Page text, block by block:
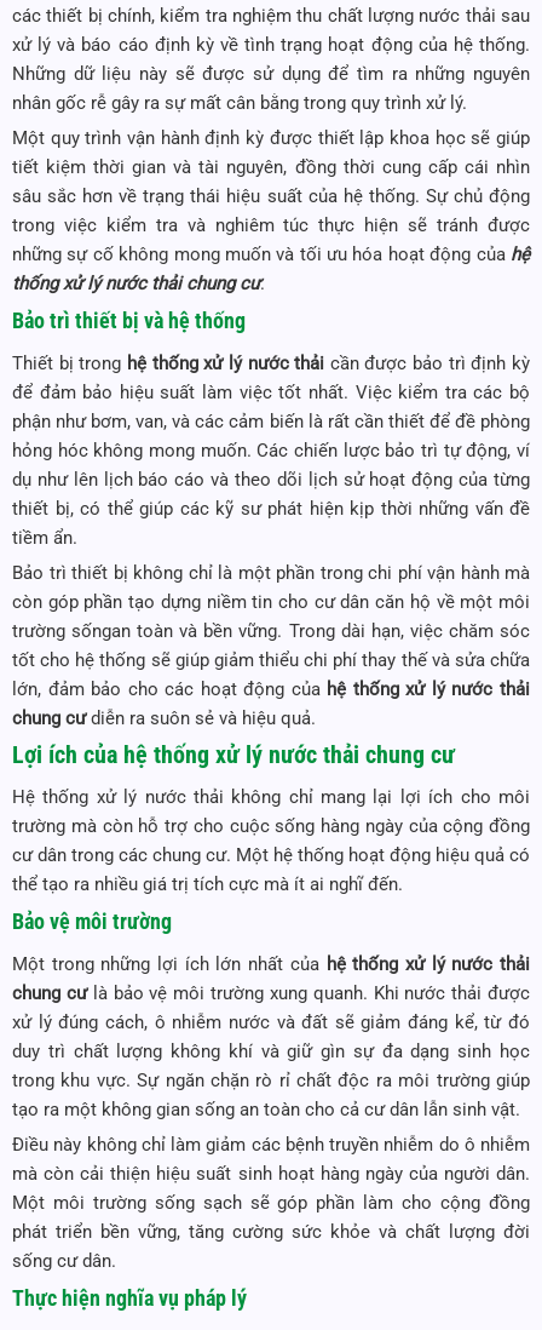
các thiết bị chính, kiểm tra nghiệm thu chất lượng nước thải sau
xử lý và báo cáo định kỳ về tình trạng hoạt động của hệ thống.
Những dữ liệu này sẽ được sử dụng để tìm ra những nguyên
nhân gốc rễ gây ra sự mất cân bằng trong quy trình xử lý.
Một quy trình vận hành định kỳ được thiết lập khoa học sẽ giúp
tiết kiệm thời gian và tài nguyên, đồng thời cung cấp cái nhìn
sâu sắc hơn về trạng thái hiệu suất của hệ thống. Sự chủ động
trong việc kiểm tra và nghiêm túc thực hiện sẽ tránh được
những sự cố không mong muốn và tối ưu hóa hoạt động của hệ
thống xử lý nước thải chung cư.
Bảo trì thiết bị và hệ thống
Thiết bị trong hệ thống xử lý nước thải cần được bảo trì định kỳ
để đảm bảo hiệu suất làm việc tốt nhất. Việc kiểm tra các bộ
phận như bơm, van, và các cảm biến là rất cần thiết để đề phòng
hỏng hóc không mong muốn. Các chiến lược bảo trì tự động, ví
dụ như lên lịch báo cáo và theo dõi lịch sử hoạt động của từng
thiết bị, có thể giúp các kỹ sư phát hiện kịp thời những vấn đề
tiềm ẩn.
Bảo trì thiết bị không chỉ là một phần trong chi phí vận hành mà
còn góp phần tạo dựng niềm tin cho cư dân căn hộ về một môi
trường sốngan toàn và bền vững. Trong dài hạn, việc chăm sóc
tốt cho hệ thống sẽ giúp giảm thiểu chi phí thay thế và sửa chữa
lớn, đảm bảo cho các hoạt động của hệ thống xử lý nước thải
chung cưdiễn ra suôn sẻ và hiệu quả.
Lợi ích của hệ thống xử lý nước thải chung cư
Hệ thống xử lý nước thải không chỉ mang lại lợi ích cho môi
trường mà còn hỗ trợ cho cuộc sống hàng ngày của cộng đồng
cư dân trong các chung cư. Một hệ thống hoạt động hiệu quả có
thể tạo ra nhiều giá trị tích cực mà ít ai nghĩ đến.
Bảo vệ môi trường
Một trong những lợi ích lớn nhất của hệ thống xử lý nước thải
chung cưlà bảo vệ môi trường xung quanh. Khi nước thải được
xử lý đúng cách, ô nhiễm nước và đất sẽ giảm đáng kể, từ đó
duy trì chất lượng không khí và giữ gìn sự đa dạng sinh học
trong khu vực. Sự ngăn chặn rò rỉ chất độc ra môi trường giúp
tạo ra một không gian sống an toàn cho cả cư dân lẫn sinh vật.
Điều này không chỉ làm giảm các bệnh truyền nhiễm do ô nhiễm
mà còn cải thiện hiệu suất sinh hoạt hàng ngày của người dân.
Một môi trường sống sạch sẽ góp phần làm cho cộng đồng
phát triển bền vững, tăng cường sức khỏe và chất lượng đời
sống cư dân.
Thực hiện nghĩa vụ pháp lý